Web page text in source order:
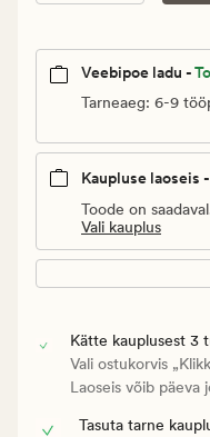
Veebipoe ladu -
Tarneaeg: 6-9
Kaupluse laoseis -
Toode on
Vali kauplus
Kätte kauplusest 3
Vali ostukorvis
Laoseis võib päeva
Tasuta tarne